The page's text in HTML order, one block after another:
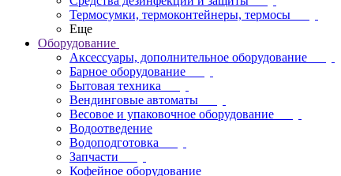
Термосумки, термоконтейнеры, термосы
Еще
Оборудование
Аксессуары, дополнительное оборудование
Барное оборудование
Бытовая техника
Вендинговые автоматы
Весовое и упаковочное оборудование
Водоотведение
Водоподготовка
Запчасти
Кофейное оборудование